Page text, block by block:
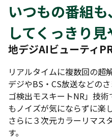
いつもの番組
してくっきり見
地デジAIビューティ
リアルタイムに複数回の超
デジやBS・CS放送などの
ゴ検出モスキートNR」技
もノイズが気にならずに楽
さらに３次元カラーリマス
す。